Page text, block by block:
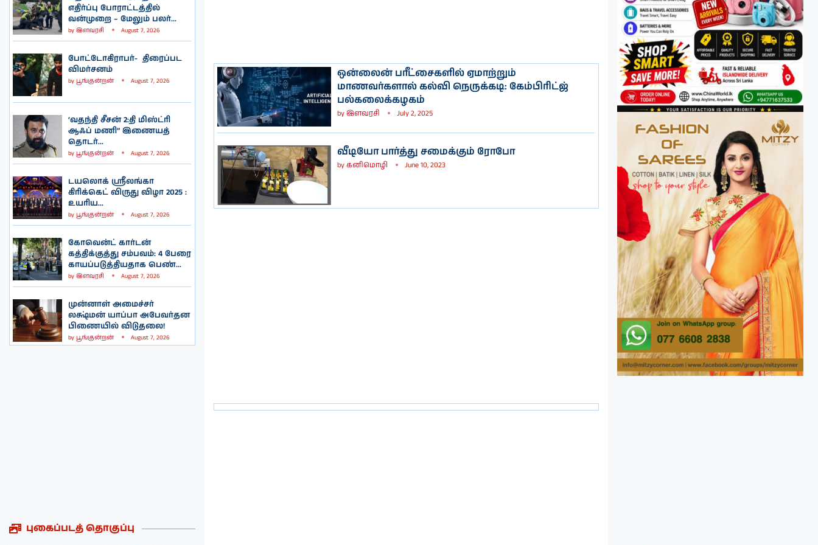
எதிர்ப்பு போராட்டத்தில்
வன்முறை – மேலும் பலர்...
by இளவரசி August 7, 2026
போட்டோகிராபர்- ‌ திரைப்பட
விமர்சனம்
by பூங்குன்றன் August 7, 2026
‘வதந்தி சீசன் 2:தி மிஸ்ட்ரி
ஆஃப் மணி” இணையத்
தொடர்...
by பூங்குன்றன் August 7, 2026
டயலொக் ஸ்ரீலங்கா
கிரிக்கெட் விருது விழா 2025 :
உயரிய...
by பூங்குன்றன் August 7, 2026
கோவென்ட் கார்டன்
கத்திக்குத்து சம்பவம்: 4 பேரை
காயப்படுத்தியதாக பெண்...
by இளவரசி August 7, 2026
முன்னாள் அமைச்சர்
லக்ஷ்மன் யாப்பா அபேவர்தன
பிணையில் விடுதலை!
by பூங்குன்றன் August 7, 2026
புகைப்படத் தொகுப்பு
ஒன்லைன் பரீட்சைகளில் ஏமாற்றும்
மாணவர்களால் கல்வி நெருக்கடி: கேம்பிரிட்ஜ்
பல்கலைக்கழகம்
byஇளவரசி July 2, 2025
வீடியோ பார்த்து சமைக்கும் ரோபோ
byகனிமொழி June 10, 2023